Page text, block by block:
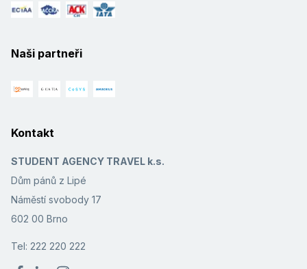
Naši partneři
Kontakt
STUDENT AGENCY TRAVEL k.s.
Dům pánů z Lipé
Náměstí svobody 17
602 00 Brno
Tel: 222 220 222